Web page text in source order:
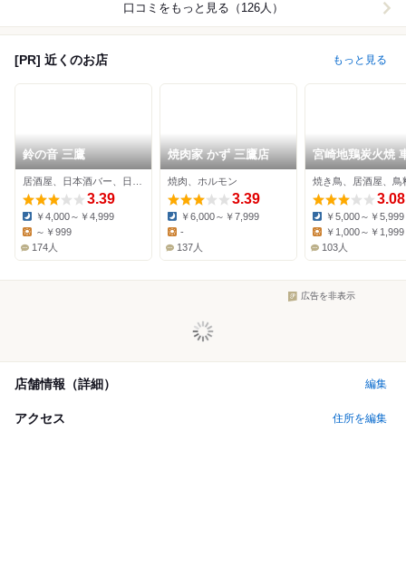
口コミをもっと見る（126人）
[PR] 近くのお店 もっと見る
鈴の音 三鷹
3.39
Dinner:
￥4,000～￥4,999
～￥999
174人
焼肉家 かず 三鷹店
焼肉、ホルモン
3.39
Dinner:
￥6,000～￥7,999
-
137人
宮崎地鶏炭火焼
鷹店
焼き鳥、居酒屋、鳥
3.08
Dinner:
￥5,000～￥5,999
￥1,000～￥1,999
103人
広告を非表示
店舗情報（詳細） 編集
アクセス 住所を編集